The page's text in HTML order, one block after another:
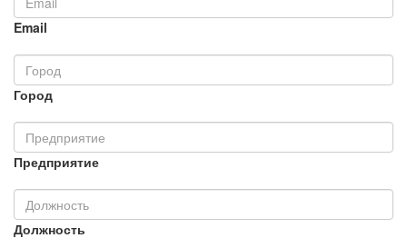
Email
Город
Предприятие
Должность